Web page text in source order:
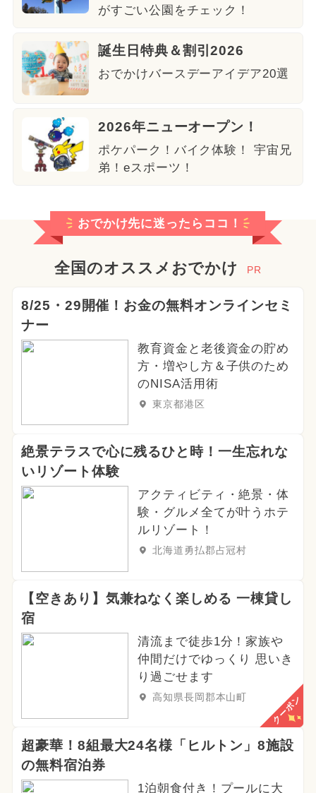
がすごい公園をチェック！
誕生日特典＆割引2026
おでかけバースデーアイデア20選
2026年ニューオープン！
ポケパーク！バイク体験！ 宇宙兄
弟！eスポーツ！
おでかけ先に迷ったらココ！
全国のオススメおでかけ PR
8/25・29開催！お金の無料オンラインセミ
ナー
教育資金と老後資金の貯め
方・増やし方＆子供のため
のNISA活用術
東京都港区
絶景テラスで心に残るひと時！一生忘れな
いリゾート体験
アクティビティ・絶景・体
験・グルメ全てが叶うホテ
ルリゾート！
北海道勇払郡占冠村
【空きあり】気兼ねなく楽しめる 一棟貸し
宿
清流まで徒歩1分！家族や
仲間だけでゆっくり 思いき
り過ごせます
高知県長岡郡本山町 クーポン
超豪華！8組最大24名様「ヒルトン」8施設
の無料宿泊券
1泊朝食付き！プールに大